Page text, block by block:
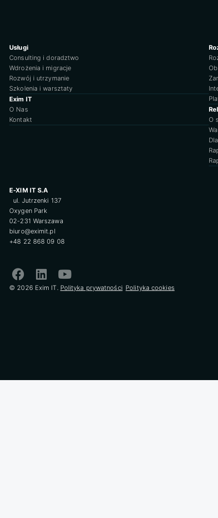
E-XIM IT S.A
ul. Jutrzenki 137
Oxygen Park
02-231 Warszawa
biuro@eximit.pl
+48 22 868 09 08
Usługi
Consulting i doradztwo
Wdrożenia i migracje
Rozwój i utrzymanie
Szkolenia i warsztaty
Exim IT
O Nas
Kontakt
O
© 2026 Exim IT. Polityka prywatności Polityka cookies